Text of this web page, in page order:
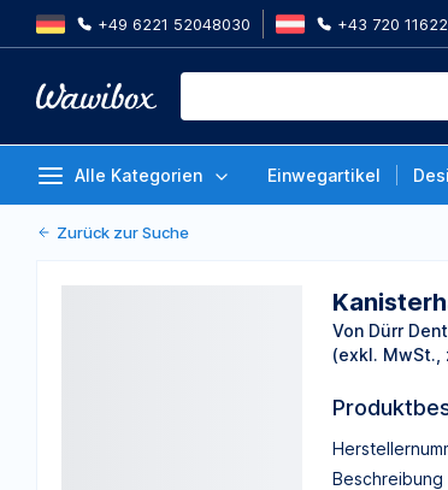
+49 6221 52048030 +43 720
Alle Kategorien Einwegartikel
Von Dürr Dental
Zurück zur Suche
Von Dürr
(exkl. MwSt.,
Beschreibung